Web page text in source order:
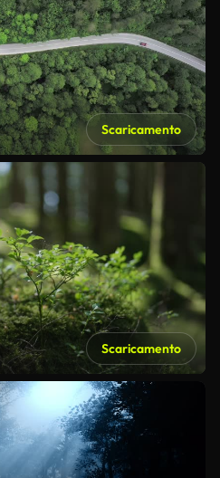
Scaricamento
Scaricamento